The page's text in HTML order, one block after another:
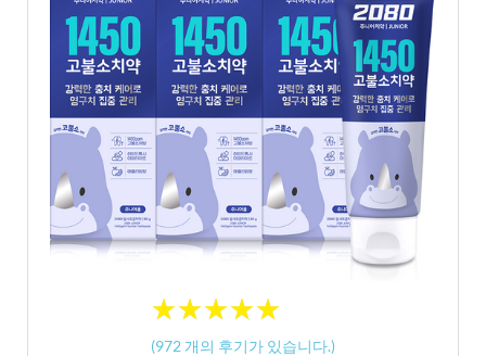
★★★★★
★★★★★
(972 개의 후기가 있습니다.)